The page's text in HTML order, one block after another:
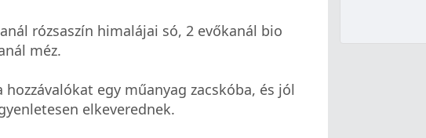
rózsaszín himalájai só, 2 evőkanál bio
méz.
hozzávalókat egy műanyag zacskóba, és jól
elkeverednek.